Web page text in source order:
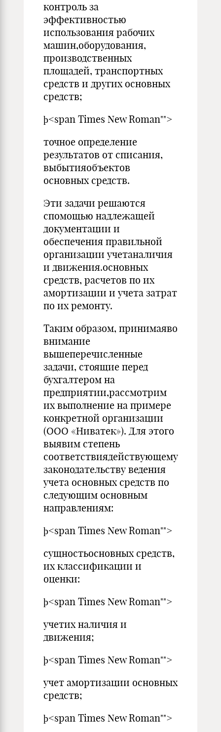
контроль за
эффективностью
использования рабочих
машин,оборудования,
производственных
площадей, транспортных
средств и других основных
средств;
þ<span Times New Roman"">
точное определение
результатов от списания,
выбытияобъектов
основных средств.
Эти задачи решаются
спомощью надлежащей
документации и
обеспечения правильной
организации учетаналичия
и движения.основных
средств, расчетов по их
амортизации и учета затрат
по их ремонту.
Таким образом, принимаяво
внимание
вышеперечисленные
задачи, стоящие перед
бухгалтером на
предприятии,рассмотрим
их выполнение на примере
конкретной организации
(ООО «Ниватек»). Для этого
выявим степень
соответствиядействующему
законодательству ведения
учета основных средств по
следующим основным
направлениям:
þ<span Times New Roman"">
сущностьосновных средств,
их классификации и
оценки:
þ<span Times New Roman"">
учетих наличия и
движения;
þ<span Times New Roman"">
учет амортизации основных
средств;
þ<span Times New Roman"">